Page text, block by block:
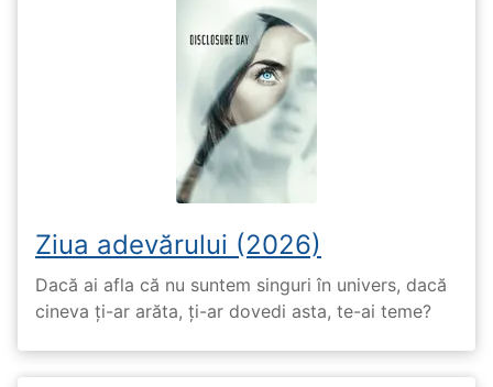
Ziua adevărului (2026)
Dacă ai afla că nu suntem singuri în univers, dacă
cineva ți-ar arăta, ți-ar dovedi asta, te-ai teme?